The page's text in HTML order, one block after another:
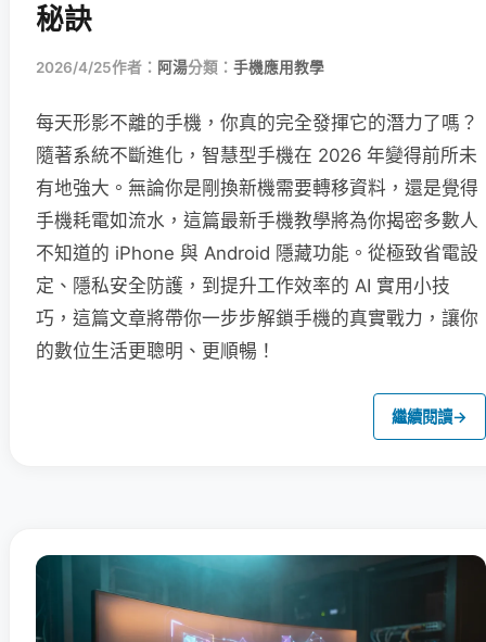
秘訣
2026/4/25作者： 阿湯分類： 手機應用教學
每天形影不離的手機，你真的完全發揮它的潛力了嗎？
隨著系統不斷進化，智慧型手機在 2026 年變得前所未
有地強大。無論你是剛換新機需要轉移資料，還是覺得
手機耗電如流水，這篇最新手機教學將為你揭密多數人
不知道的 iPhone 與 Android 隱藏功能。從極致省電設
定、隱私安全防護，到提升工作效率的 AI 實用小技
巧，這篇文章將帶你一步步解鎖手機的真實戰力，讓你
的數位生活更聰明、更順暢！
繼續閱讀→